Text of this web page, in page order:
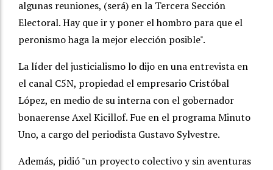
algunas reuniones, (será) en la Tercera Sección
Electoral. Hay que ir y poner el hombro para que el
peronismo haga la mejor elección posible".
La líder del justicialismo lo dijo en una entrevista en
el canal C5N, propiedad el empresario Cristóbal
López, en medio de su interna con el gobernador
bonaerense Axel Kicillof. Fue en el programa Minuto
Uno, a cargo del periodista Gustavo Sylvestre.
Además, pidió "un proyecto colectivo y sin aventuras